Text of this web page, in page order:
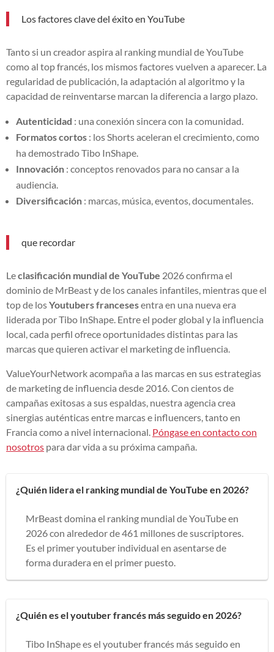
Los factores clave del éxito en YouTube
Tanto si un creador aspira al ranking mundial de YouTube
como al top francés, los mismos factores vuelven a aparecer. La
regularidad de publicación, la adaptación al algoritmo y la
capacidad de reinventarse marcan la diferencia a largo plazo.
Autenticidad : una conexión sincera con la comunidad.
Formatos cortos : los Shorts aceleran el crecimiento, como
ha demostrado Tibo InShape.
Innovación : conceptos renovados para no cansar a la
audiencia.
Diversificación : marcas, música, eventos, documentales.
que recordar
Leclasificación mundial de YouTube 2026 confirma el
dominio de MrBeast y de los canales infantiles, mientras que el
top de losYoutubers francesesentra en una nueva era
liderada por Tibo InShape. Entre el poder global y la influencia
local, cada perfil ofrece oportunidades distintas para las
marcas que quieren activar el marketing de influencia.
ValueYourNetwork acompaña a las marcas en sus estrategias
de marketing de influencia desde 2016. Con cientos de
campañas exitosas a sus espaldas, nuestra agencia crea
sinergias auténticas entre marcas e influencers, tanto en
Francia como a nivel internacional. Póngase en contacto con
nosotros para dar vida a su próxima campaña.
¿Quién lidera el ranking mundial de YouTube en 2026?
MrBeast domina el ranking mundial de YouTube en
2026 con alrededor de 461 millones de suscriptores.
Es el primer youtuber individual en asentarse de
forma duradera en el primer puesto.
¿Quién es el youtuber francés más seguido en 2026?
Tibo InShape es el youtuber francés más seguido en